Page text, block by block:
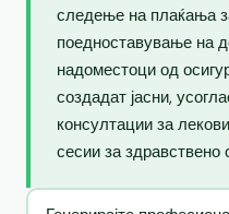
следење на плаќања
поедноставување на
надоместоци од
создадат јасни,
консултации за
сесии за здравствено